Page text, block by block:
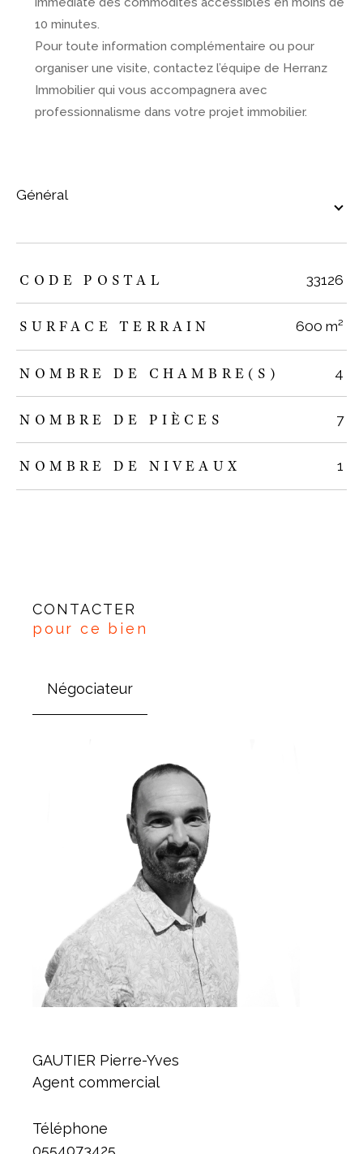
10 minutes.
Pour toute information complémentaire ou pour
organiser une visite, contactez l’équipe de Herranz
Immobilier qui vous accompagnera avec
professionnalisme dans votre projet immobilier.
général
TRAD_ZEPHYR_Caracteristique TRAD_ZEPHYR_Valeurs
CODE POSTAL 33126
SURFACE TERRAIN 600 m²
NOMBRE DE CHAMBRE(S) 4
NOMBRE DE PIÈCES 7
NOMBRE DE NIVEAUX 1
CONTACTER
pour ce bien
Négociateur
GAUTIER Pierre-Yves
Agent commercial
Téléphone
0554073425